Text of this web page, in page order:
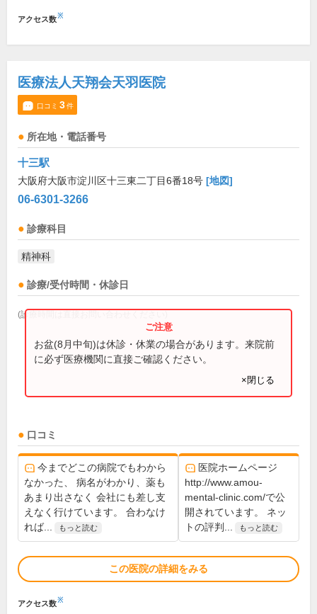
アクセス数※
医療法人天翔会天羽医院
口コミ 3件
所在地・電話番号
十三駅
大阪府大阪市淀川区十三東二丁目6番18号 [地図]
06-6301-3266
診療科目
精神科
診療/受付時間・休診日
(診療時間は直接お問い合わせください)
お盆(8月中旬)は休診・休業の場合があります。来院前
に必ず医療機関に直接ご確認ください。
×閉じる
口コミ
今までどこの病院でもわから
なかった、 病名がわかり、薬も
あまり出さなく 会社にも差し支
えなく行けています。 合わなけ
れば...
もっと読む
医院ホームページ
http://www.amou-
mental-clinic.com/で公
開されています。 ネッ
トの評判...
もっと読む
この医院の詳細をみる
アクセス数※